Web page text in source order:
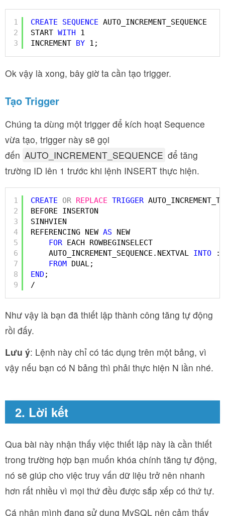
1
2
3
CREATE SEQUENCE AUTO_INCREMENT_SEQUENCE
START WITH
1
INCREMENT BY 1;
Ok vậy là xong, bây giờ ta cần tạo trigger.
Tạo Trigger
Chúng ta dùng một trigger để kích hoạt Sequence
vừa tạo, trigger này sẽ gọi
đến AUTO_INCREMENT_SEQUENCE để tăng
trường ID lên 1 trước khi lệnh INSERT thực hiện.
1
2
3
4
5
6
7
8
9
CREATE OR REPLACE TRIGGER
BEFORE INSERTON
SINHVIEN
REFERENCING NEW AS
NEW
FOR EACH ROWBEGINSELECT
AUTO_INCREMENT_SEQUENCE.NEXTVAL INTO
FROM DUAL;
END ;
/
Như vậy là bạn đã thiết lập thành công tăng tự động
rồi đấy.
Lưu ý: Lệnh này chỉ có tác dụng trên một bảng, vì
vậy nếu bạn có N bảng thì phải thực hiện N lần nhé.
2. Lời kết
Qua bài này nhận thấy việc thiết lập này là cần thiết
trong trường hợp bạn muốn khóa chính tăng tự động,
nó sẽ giúp cho việc truy vấn dữ liệu trở nên nhanh
hơn rất nhiều vì mọi thứ đều được sắp xếp có thứ tự.
Cá nhân mình đang sử dụng MySQL nên cảm thấy